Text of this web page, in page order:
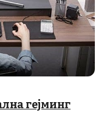
гејминг